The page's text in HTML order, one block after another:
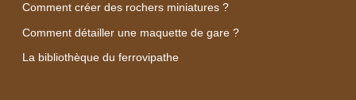
Comment créer des rochers miniatures ?
Comment détailler une maquette de gare ?
La bibliothèque du ferrovipathe